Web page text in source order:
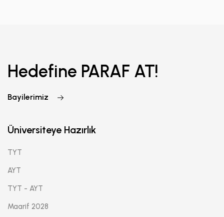
Hedefine PARAF AT!
Bayilerimiz
Üniversiteye Hazırlık
TYT
AYT
TYT - AYT
Maarif 2028